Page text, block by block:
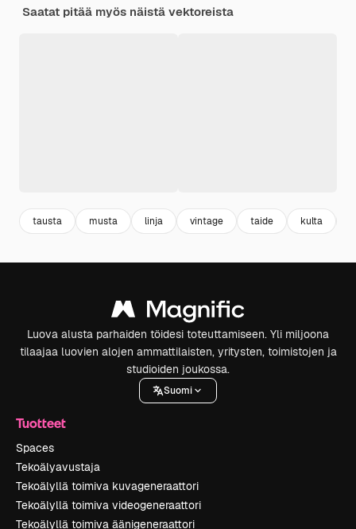
Saatat pitää myös näistä vektoreista
tausta musta linja vintage taide kulta
Luova alusta parhaiden töidesi toteuttamiseen. Yli miljoona
tilaajaa luovien alojen ammattilaisten, yritysten, toimistojen ja
studioiden joukossa.
Suomi
Tuotteet
Spaces
Tekoälyavustaja
Tekoälyllä toimiva kuvageneraattori
Tekoälyllä toimiva videogeneraattori
Tekoälyllä toimiva äänigeneraattori